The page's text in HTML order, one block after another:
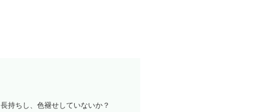
持ちし、色褪せしていないか？